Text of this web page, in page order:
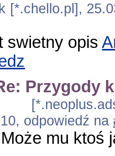
[*.chello.pl],
swietny opis
Przygody
odpowiedź na
Może mu ktoś